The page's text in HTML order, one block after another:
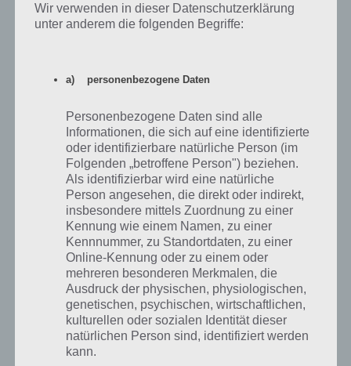
Kajo 23.06.2020 19:12
Antworten
Anonym 29.03.2020 17:19
Ich brauche Dieb Lösungen für Seite 148 Nummer 7
Antworten
Mia hauser 27.11.2019 19:26
Kann jemand von euch mir Seite 4 aus dem sekundo5 Heft schicken
Wir verwenden in dieser Datenschutzerklärung
unter anderem die folgenden Begriffe:
a) personenbezogene Daten
Personenbezogene Daten sind alle
Informationen, die sich auf eine identifizierte
oder identifizierbare natürliche Person (im
Folgenden „betroffene Person") beziehen.
Als identifizierbar wird eine natürliche
Person angesehen, die direkt oder indirekt,
insbesondere mittels Zuordnung zu einer
Kennung wie einem Namen, zu einer
Kennnummer, zu Standortdaten, zu einer
Online-Kennung oder zu einem oder
mehreren besonderen Merkmalen, die
Ausdruck der physischen, physiologischen,
genetischen, psychischen, wirtschaftlichen,
kulturellen oder sozialen Identität dieser
natürlichen Person sind, identifiziert werden
kann.